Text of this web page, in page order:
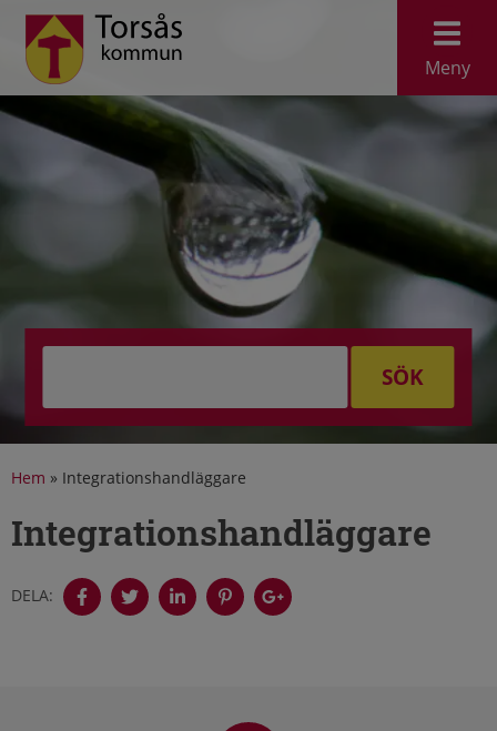
Meny
SÖK
Hem » Integrationshandläggare
Integrationshandläggare
DELA: